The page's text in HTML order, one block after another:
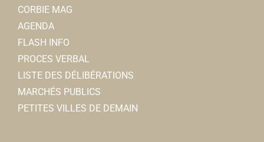
CORBIE MAG
AGENDA
FLASH INFO
PROCES VERBAL
LISTE DES DÉLIBÉRATIONS
MARCHÉS PUBLICS
PETITES VILLES DE DEMAIN